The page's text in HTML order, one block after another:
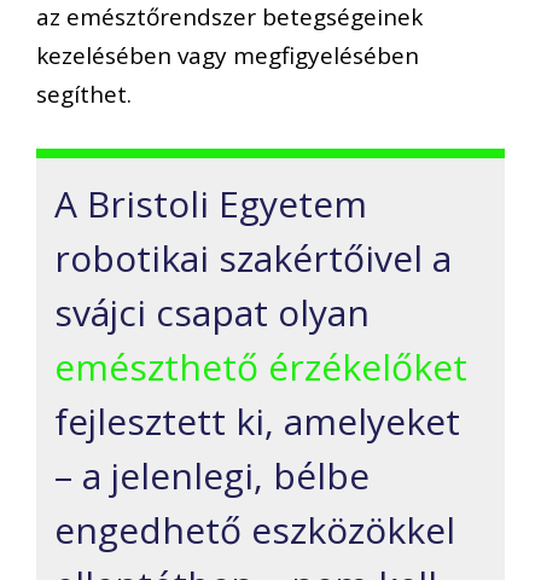
az emésztőrendszer betegségeinek
kezelésében vagy megfigyelésében
segíthet.
A Bristoli Egyetem
robotikai szakértőivel a
svájci csapat olyan
emészthető érzékelőket
fejlesztett ki, amelyeket
– a jelenlegi, bélbe
engedhető eszközökkel